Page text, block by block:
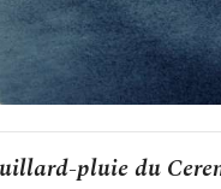
pluie du